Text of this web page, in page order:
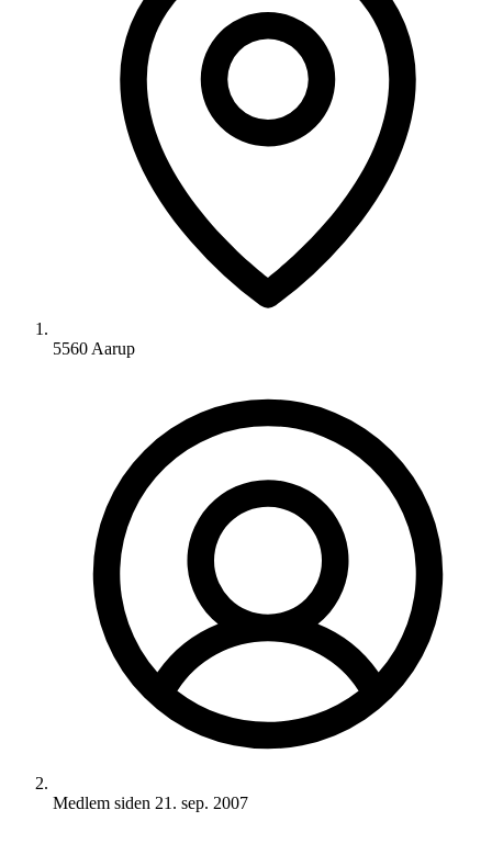
5560 Aarup
Medlem siden 21. sep. 2007